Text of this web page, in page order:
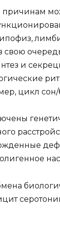
свою
и
цикл сон/